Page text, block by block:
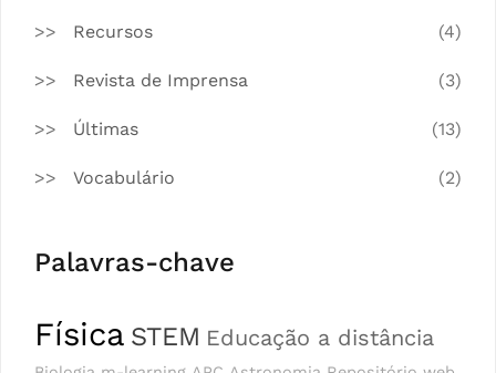
Recursos (4)
Revista de Imprensa (3)
Últimas (13)
Vocabulário (2)
Palavras-chave
Física STEM Educação a distância